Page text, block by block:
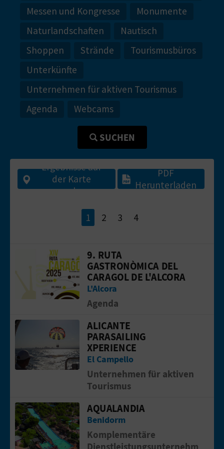
U
Messen und Kongresse
Monumente
Naturlandschaften
Nautisch
Shoppen
Strände
Tourismusbüros
Unterkünfte
Unternehmen für aktiven Tourismus
Agenda
Webcams
SUCHEN
Ergebnisse auf
der Karte
ansehen
PDF
Herunterladen
1 2 3 4
Gehen Sie auf die Seite von9. Ruta
9. RUTA
GASTRONÒMICA DEL
CARAGOL DE L'ALCORA
L'Alcora
Agenda
Gehen Sie auf die Seite vonALICANTE
ALICANTE
PARASAILING
XPERIENCE
El Campello
Unternehmen für aktiven
Tourismus
Gehen Sie auf die Seite
AQUALANDIA
Benidorm
Komplementäre
Dienstleistungsunternehm